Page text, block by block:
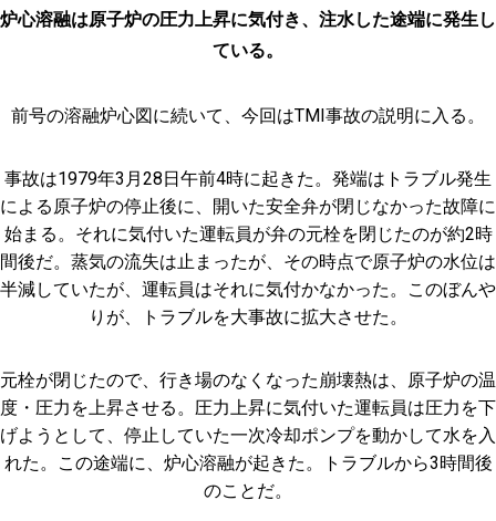
炉心溶融は原子炉の圧力上昇に気付き、注水した途端に発生し
ている。
前号の溶融炉心図に続いて、今回はTMI事故の説明に入る。
事故は1979年3月28日午前4時に起きた。発端はトラブル発生
による原子炉の停止後に、開いた安全弁が閉じなかった故障に
始まる。それに気付いた運転員が弁の元栓を閉じたのが約2時
間後だ。蒸気の流失は止まったが、その時点で原子炉の水位は
半減していたが、運転員はそれに気付かなかった。このぼんや
りが、トラブルを大事故に拡大させた。
元栓が閉じたので、行き場のなくなった崩壊熱は、原子炉の温
度・圧力を上昇させる。圧力上昇に気付いた運転員は圧力を下
げようとして、停止していた一次冷却ポンプを動かして水を入
れた。この途端に、炉心溶融が起きた。トラブルから3時間後
のことだ。